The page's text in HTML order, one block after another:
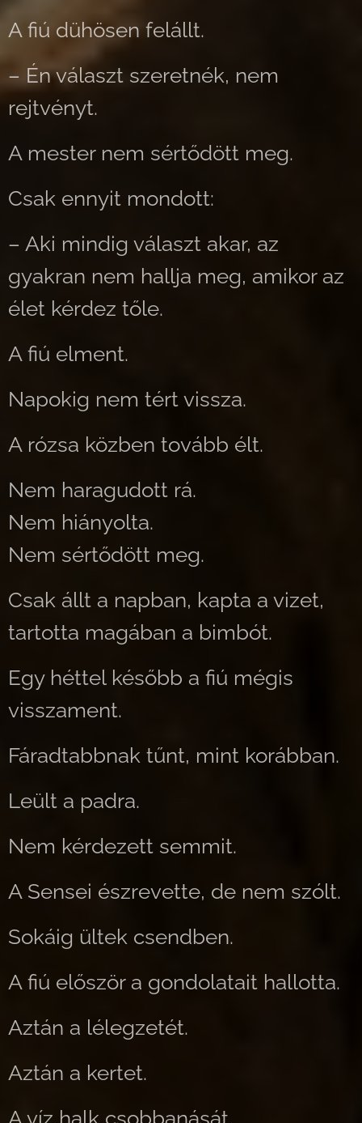
A fiú dühösen felállt.
– Én választ szeretnék, nem
rejtvényt.
A mester nem sértődött meg.
Csak ennyit mondott:
– Aki mindig választ akar, az
gyakran nem hallja meg, amikor az
élet kérdez tőle.
A fiú elment.
Napokig nem tért vissza.
A rózsa közben tovább élt.
Nem haragudott rá.
Nem hiányolta.
Nem sértődött meg.
Csak állt a napban, kapta a vizet,
tartotta magában a bimbót.
Egy héttel később a fiú mégis
visszament.
Fáradtabbnak tűnt, mint korábban.
Leült a padra.
Nem kérdezett semmit.
A Sensei észrevette, de nem szólt.
Sokáig ültek csendben.
A fiú először a gondolatait hallotta.
Aztán a lélegzetét.
Aztán a kertet.
A víz halk csobbanását.